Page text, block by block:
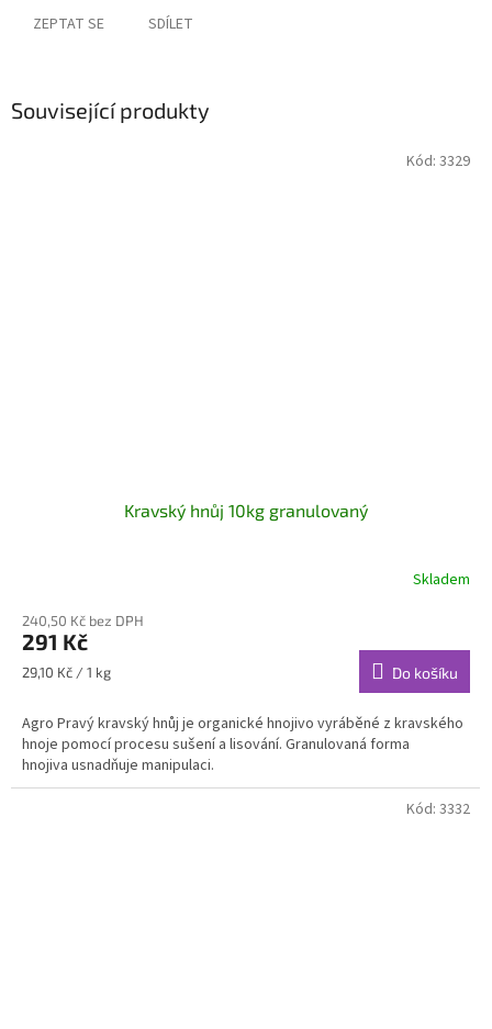
ZEPTAT SE SDÍLET
Související produkty
Kravský hnůj 10kg granulovaný
Skladem
240,50 Kč bez DPH
291 Kč
Měrná
29,10 Kč / 1 kg Do košíku
Agro Pravý kravský hnůj je organické hnojivo vyráběné z kravského
hnoje pomocí procesu sušení a lisování. Granulovaná forma
hnojiva usnadňuje manipulaci.
Kód: 3329
Kód: 3332